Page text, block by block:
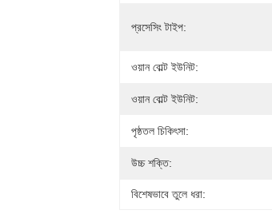
প্রসেসিং টাইপ:
ওয়ান বোল্ট ইউনিট:
ওয়ান বোল্ট ইউনিট:
পৃষ্ঠতল চিকিৎসা:
উচ্চ শক্তি:
বিশেষভাবে তুলে ধরা: